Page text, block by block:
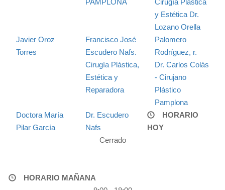
y Estética Dr.
Lozano Orella
Javier Oroz
Torres
Francisco José
Escudero Nafs.
Cirugía Plástica,
Estética y
Reparadora
Palomero
Rodríguez, r.
Dr. Carlos Colás
- Cirujano
Plástico
Pamplona
Doctora María
Pilar García
Dr. Escudero
Nafs
HORARIO
HOY
Cerrado
HORARIO MAÑANA